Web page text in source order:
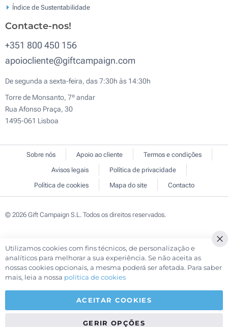
Índice de Sustentabilidade
Contacte-nos!
+351 800 450 156
apoiocliente@giftcampaign.com
De segunda a sexta-feira, das 7:30h às 14:30h
Torre de Monsanto, 7º andar
Rua Afonso Praça, 30
1495-061 Lisboa
Sobre nós Apoio ao cliente
Termos e condições
Avisos legais
Política de privacidade
Política de cookies
Mapa do site Contacto
© 2026 Gift Campaign S.L. Todos os direitos reservados.
Utilizamos cookies com fins técnicos, de personalização e
analíticos para melhorar a sua experiência. Se não aceita as
nossas cookies opcionais, a mesma poderá ser afetada. Para saber
mais, leia a nossa política de cookies
ACEITAR COOKIES
GERIR OPÇÕES